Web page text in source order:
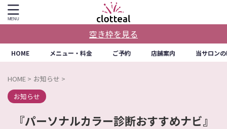
空き枠を見る
HOME メニュー・料金 ご予約 店舗案内 当サロン
HOME > お知らせ >
お知らせ
『パーソナルカラー診断おすすめナビ』